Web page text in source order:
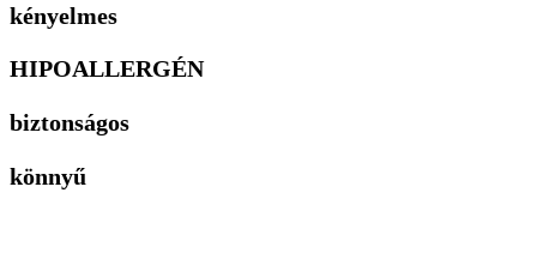
kényelmes
HIPOALLERGÉN
biztonságos
könnyű